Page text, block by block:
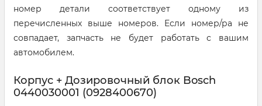
номер детали соответствует одному из
перечисленных выше номеров. Если номер/ра не
совпадает, запчасть не будет работать с вашим
автомобилем.
Корпус + Дозировочный блок Bosch
0440030001 (0928400670)